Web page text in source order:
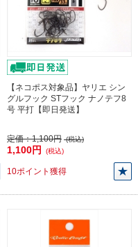
【ネコポス対象品】ヤリエ シン
グルフック STフック ナノテフ8
号 平打【即日発送】
定価：1,100円 (税込)
1,100円 (税込)
10ポイント獲得